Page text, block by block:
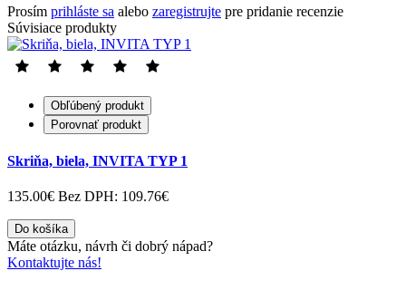
Prosím prihláste sa alebo zaregistrujte pre pridanie recenzie
Súvisiace produkty
Obľúbený produkt
Porovnať produkt
Skriňa, biela, INVITA TYP 1
135.00€ Bez DPH: 109.76€
Do košíka
Máte otázku, návrh či dobrý nápad?
Kontaktujte nás!